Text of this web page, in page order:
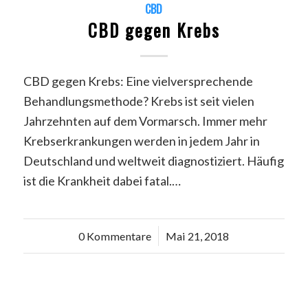
CBD
CBD gegen Krebs
CBD gegen Krebs: Eine vielversprechende
Behandlungsmethode? Krebs ist seit vielen
Jahrzehnten auf dem Vormarsch. Immer mehr
Krebserkrankungen werden in jedem Jahr in
Deutschland und weltweit diagnostiziert. Häufig
ist die Krankheit dabei fatal.…
0 Kommentare
/ Mai 21, 2018